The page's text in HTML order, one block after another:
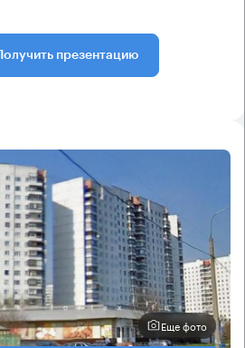
Получить презентацию
Еще фото